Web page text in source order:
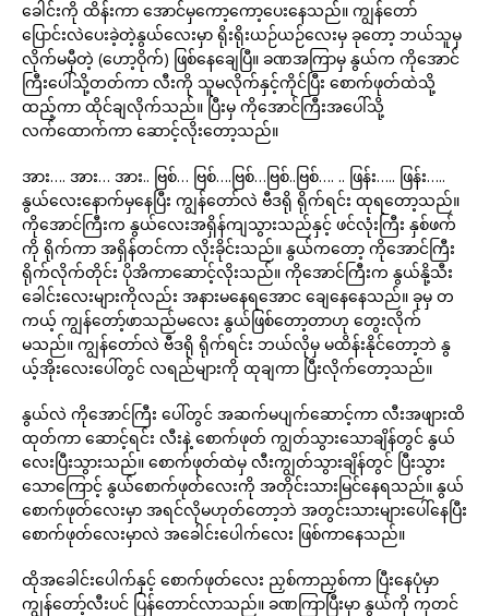
ခေါင်းကို ထိန်းကာ အောင်မှကော့ကော့ပေးနေသည်။ ကျွန်တော်
ပြောင်းလဲပေးခဲ့တဲ့နွယ်လေးမှာ ရိုးရိုးယဉ်ယဉ်လေးမှ ခုတော့ ဘယ်သူမှ
လိုက်မမှီတဲ့ (ဟော့ဝိုက်) ဖြစ်နေချေပြီ။ ခဏအကြာမှ နွယ်က ကိုအောင်
ကြီးပေါ်သို့တတ်ကာ လီးကို သူမလိုက်နှင့်ကိုင်ပြီး စောက်ဖုတ်ထဲသို့
ထည့်ကာ ထိုင်ချလိုက်သည်။ ပြီးမှ ကိုအောင်ကြီးအပေါ်သို့
လက်ထောက်ကာ ဆောင့်လိုးတော့သည်။
အား…. အား… အား.. ဗြစ်… ဗြစ်….ဗြစ်…ဗြစ်..ဗြစ်…. .. ဖြန်း….. ဖြန်း…..
နွယ်လေးနောက်မှနေပြီး ကျွန်တော်လဲ ဗီဒရို ရိုက်ရင်း ထုရတော့သည်။
ကိုအောင်ကြီးက နွယ်လေးအရှိန်ကျသွားသည်နှင့် ဖင်လုံးကြီး နှစ်ဖက်
ကို ရိုက်ကာ အရှိန်တင်ကာ လိုးခိုင်းသည်။ နွယ်ကတော့ ကိုအောင်ကြီး
ရိုက်လိုက်တိုင်း ပိုအိကာဆောင့်လိုးသည်။ ကိုအောင်ကြီးက နွယ်နို့သီး
ခေါင်းလေးများကိုလည်း အနားမနေရအောင ချေနေနေသည်။ ခုမှ တ
ကယ့် ကျွန်တော့်ဖာသည်မလေး နွယ်ဖြစ်တော့တာဟု တွေးလိုက်
မသည်။ ကျွန်တော်လဲ ဗီဒရို ရိုက်ရင်း ဘယ်လိုမှ မထိန်းနိုင်တော့ဘဲ နွ
ယ့်အိုးလေးပေါ်တွင် လရည်များကို ထုချကာ ပြီးလိုက်တော့သည်။
နွယ်လဲ ကိုအောင်ကြီး ပေါ်တွင် အဆက်မပျက်ဆောင့်ကာ လီးအဖျားထိ
ထုတ်ကာ ဆောင့်ရင်း လီးနဲ့ စောက်ဖုတ် ကျွတ်သွားသောချိန်တွင် နွယ်
လေးပြီးသွားသည်။ စောက်ဖုတ်ထဲမှ လီးကျွတ်သွားချိန်တွင် ပြီးသွား
သောကြောင့် နွယ်စောက်ဖုတ်လေးကို အတိုင်းသားမြင်နေရသည်။ နွယ်
စောက်ဖုတ်လေးမှာ အရင်လိုမဟုတ်တော့ဘဲ အတွင်းသားများပေါ်နေပြီး
စောက်ဖုတ်လေးမှာလဲ အခေါင်းပေါက်လေး ဖြစ်ကာနေသည်။
ထိုအခေါင်းပေါက်နှင့် စောက်ဖုတ်လေး ညှစ်ကာညှစ်ကာ ပြီးနေပုံမှာ
ကျွန်တော့်လီးပင် ပြန်တောင်လာသည်။ ခဏကြာပြီးမှာ နွယ်ကို ကုတင်